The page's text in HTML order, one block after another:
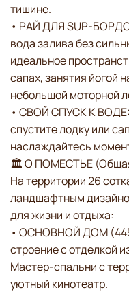
тишине.
• РАЙ ДЛЯ SUP-
вода залива без
идеальное
сапах, занятия йогой
небольшой моторной
• СВОЙ СПУСК К ВОДЕ:
спустите лодку или
наслаждайтесь
🏛 О ПОМЕСТЬЕ (Общая
На территории 26
ландшафтным
для жизни и отдыха:
• ОСНОВНОЙ ДОМ
строение с отделкой
Мастер-спальни с
уютный кинотеатр.